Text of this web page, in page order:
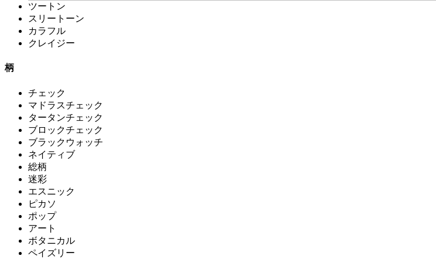
ツートン
スリートーン
カラフル
クレイジー
柄
チェック
マドラスチェック
タータンチェック
ブロックチェック
ブラックウォッチ
ネイティブ
総柄
迷彩
エスニック
ピカソ
ポップ
アート
ボタニカル
ペイズリー